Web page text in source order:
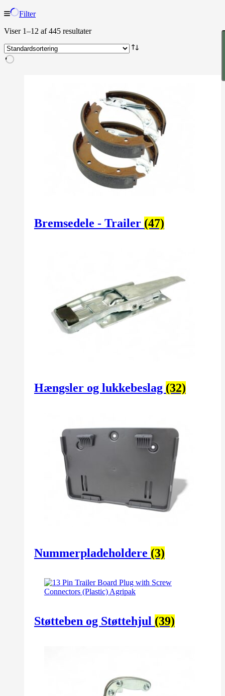
Filter
Viser 1–12 af 445 resultater
Bremsedele - Trailer (47)
Hængsler og lukkebeslag (32)
Nummerpladeholdere (3)
Støtteben og Støttehjul (39)